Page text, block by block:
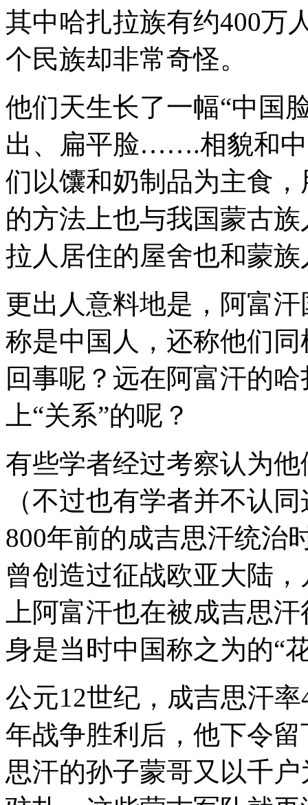
不
忙
天
涯。
天
我
们
来
一
聊
远
在
阿
富
汗
国
面
哈
扎
拉
族。
阿
汗
世
界
上
也
最
贫
国
家
之
也
是
一
个
民
族
国
其中哈扎拉族有约400万
个民族却非常奇怪。
他们天生长了一幅“中国
出、扁平脸…….相貌和中
们以馕和奶制品为主食
的方法上也与我国蒙古
拉人居住的屋舍也和蒙
更出人意料地是，阿富
称是中国人，还称他们
回事呢？远在阿富汗的
上“关系”的呢？
有些学者经过考察认为
（不过也有学者并不认
800年前的成吉思汗统治
曾创造过征战欧亚大陆
上阿富汗也在被成吉思
身是当时中国称之为的“
公元12世纪，成吉思汗
年战争胜利后，他下令
思汗的孙子蒙哥又以千